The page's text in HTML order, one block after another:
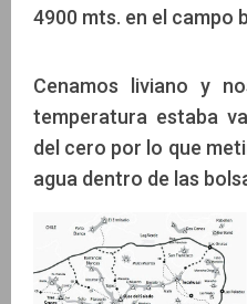
4900 mts. en el campo
Cenamos liviano y
temperatura estaba
del cero por lo que
agua dentro de las